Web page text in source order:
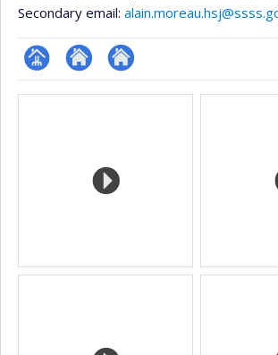
Secondary email:
Page Site
recherche
Autre
Media